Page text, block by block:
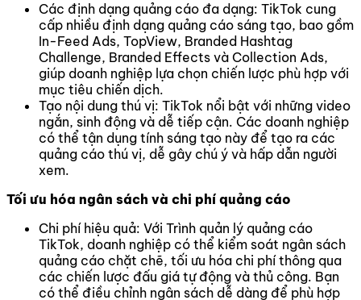
Các định dạng quảng cáo đa dạng: TikTok cung
cấp nhiều định dạng quảng cáo sáng tạo, bao gồm
In-Feed Ads, TopView, Branded Hashtag
Challenge, Branded Effects và Collection Ads,
giúp doanh nghiệp lựa chọn chiến lược phù hợp với
mục tiêu chiến dịch.
Tạo nội dung thú vị: TikTok nổi bật với những video
ngắn, sinh động và dễ tiếp cận. Các doanh nghiệp
có thể tận dụng tính sáng tạo này để tạo ra các
quảng cáo thú vị, dễ gây chú ý và hấp dẫn người
xem.
Tối ưu hóa ngân sách và chi phí quảng cáo
Chi phí hiệu quả: Với Trình quản lý quảng cáo
TikTok, doanh nghiệp có thể kiểm soát ngân sách
quảng cáo chặt chẽ, tối ưu hóa chi phí thông qua
các chiến lược đấu giá tự động và thủ công. Bạn
có thể điều chỉnh ngân sách dễ dàng để phù hợp